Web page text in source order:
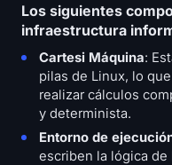
Los siguientes
infraestructura
Cartesi Máquina:
pilas de Linux, lo
realizar cálculos
y determinista.
Entorno de
escriben la lógica